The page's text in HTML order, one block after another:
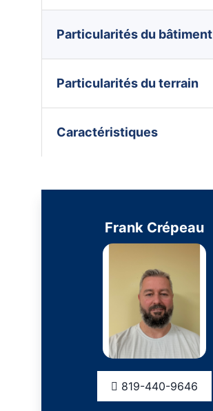
Particularités du bâtiment
Particularités du terrain
Caractéristiques
Frank Crépeau
819-440-9646